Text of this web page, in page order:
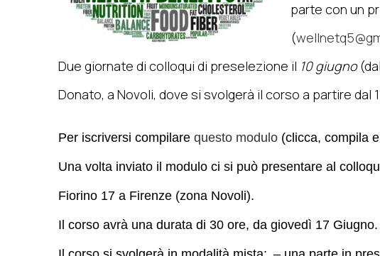
parte con un
(
Due giornate di colloqui di preselezione il 10 giugno
Donato, a Novoli, dove si svolgerà il corso a partire dal
Per iscriversi compilare questo modulo (clicca, compila
Una volta inviato il modulo ci si può presentare al
Fiorino 17 a Firenze (zona Novoli).
Il corso avrà una durata di 30 ore, da giovedì 17 Giugno.